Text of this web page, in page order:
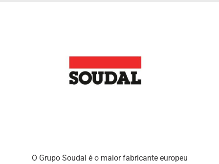
O Grupo Soudal é o maior fabricante europeu